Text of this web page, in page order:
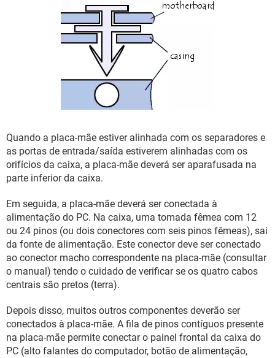
Quando a placa-mãe estiver alinhada com os separadores e
as portas de entrada/saída estiverem alinhadas com os
orifícios da caixa, a placa-mãe deverá ser aparafusada na
parte inferior da caixa.
Em seguida, a placa-mãe deverá ser conectada à
alimentação do PC. Na caixa, uma tomada fêmea com 12
ou 24 pinos (ou dois conectores com seis pinos fêmeas), sai
da fonte de alimentação. Este conector deve ser conectado
ao conector macho correspondente na placa-mãe (consultar
o manual) tendo o cuidado de verificar se os quatro cabos
centrais são pretos (terra).
Depois disso, muitos outros componentes deverão ser
conectados à placa-mãe. A fila de pinos contíguos presente
na placa-mãe permite conectar o painel frontal da caixa do
PC (alto falantes do computador, botão de alimentação,